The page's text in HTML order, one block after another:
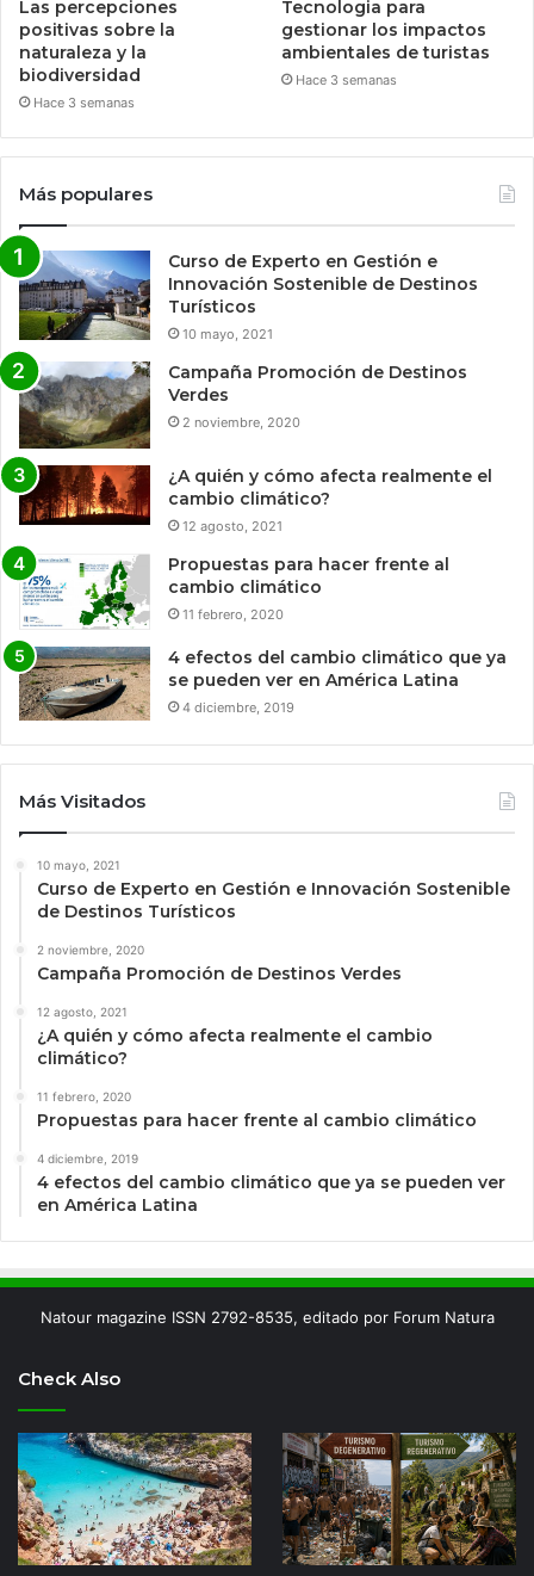
Las percepciones
positivas sobre la
naturaleza y la
biodiversidad
Hace 3 semanas
Tecnologia para
gestionar los impactos
ambientales de turistas
Hace 3 semanas
Más populares
Curso de Experto en Gestión e
Innovación Sostenible de Destinos
Turísticos
10 mayo, 2021
Campaña Promoción de Destinos
Verdes
2 noviembre, 2020
¿A quién y cómo afecta realmente el
cambio climático?
12 agosto, 2021
Propuestas para hacer frente al
cambio climático
11 febrero, 2020
4 efectos del cambio climático que ya
se pueden ver en América Latina
4 diciembre, 2019
Más Visitados
10 mayo, 2021
Curso de Experto en Gestión e Innovación Sostenible
de Destinos Turísticos
2 noviembre, 2020
Campaña Promoción de Destinos Verdes
12 agosto, 2021
¿A quién y cómo afecta realmente el cambio
climático?
11 febrero, 2020
Propuestas para hacer frente al cambio climático
4 diciembre, 2019
4 efectos del cambio climático que ya se pueden ver
en América Latina
Natour magazine ISSN 2792-8535, editado por Forum Natura
Check Also